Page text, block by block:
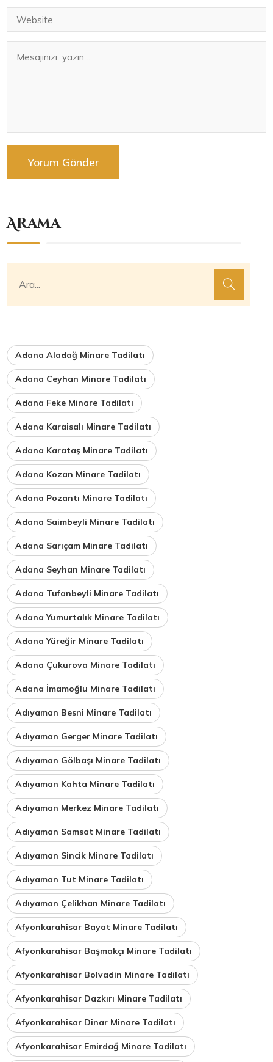
Arama
Adana Aladağ Minare Tadilatı
Adana Ceyhan Minare Tadilatı
Adana Feke Minare Tadilatı
Adana Karaisalı Minare Tadilatı
Adana Karataş Minare Tadilatı
Adana Kozan Minare Tadilatı
Adana Pozantı Minare Tadilatı
Adana Saimbeyli Minare Tadilatı
Adana Sarıçam Minare Tadilatı
Adana Seyhan Minare Tadilatı
Adana Tufanbeyli Minare Tadilatı
Adana Yumurtalık Minare Tadilatı
Adana Yüreğir Minare Tadilatı
Adana Çukurova Minare Tadilatı
Adana İmamoğlu Minare Tadilatı
Adıyaman Besni Minare Tadilatı
Adıyaman Gerger Minare Tadilatı
Adıyaman Gölbaşı Minare Tadilatı
Adıyaman Kahta Minare Tadilatı
Adıyaman Merkez Minare Tadilatı
Adıyaman Samsat Minare Tadilatı
Adıyaman Sincik Minare Tadilatı
Adıyaman Tut Minare Tadilatı
Adıyaman Çelikhan Minare Tadilatı
Afyonkarahisar Bayat Minare Tadilatı
Afyonkarahisar Başmakçı Minare Tadilatı
Afyonkarahisar Bolvadin Minare Tadilatı
Afyonkarahisar Dazkırı Minare Tadilatı
Afyonkarahisar Dinar Minare Tadilatı
Afyonkarahisar Emirdağ Minare Tadilatı